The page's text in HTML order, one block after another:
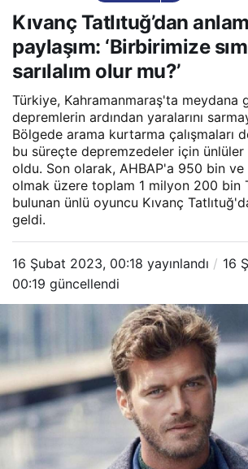
Kıvanç Tatlıtuğ’dan
paylaşım: ‘Birbirimize
sarılalım olur mu?’
Türkiye, Kahramanmaraş'ta meydana
depremlerin ardından yaralarını
Bölgede arama kurtarma çalışmaları
bu süreçte depremzedeler için
oldu. Son olarak, AHBAP'a 950 bin
olmak üzere toplam 1 milyon 200 bin
bulunan ünlü oyuncu Kıvanç
geldi.
16 Şubat 2023, 00:18 yayınlandı
16
00:19 güncellendi